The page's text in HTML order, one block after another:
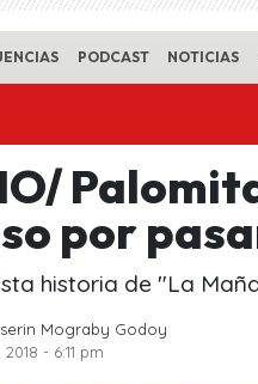
PODCAST NOTICIAS
por
historia de "La
Mograby Godoy
- 6:11 pm